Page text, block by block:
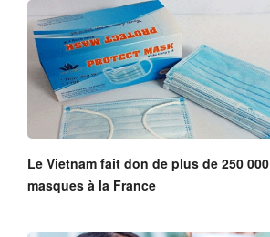
Le Vietnam fait don de plus de 250 000
masques à la France